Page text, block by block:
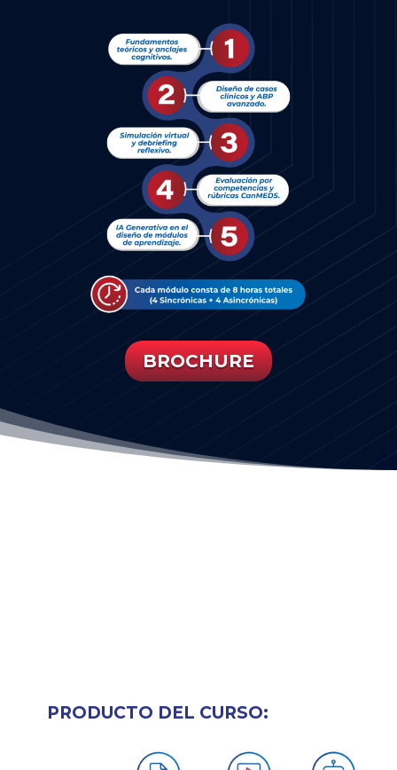
BROCHURE
PRODUCTO DEL CURSO: